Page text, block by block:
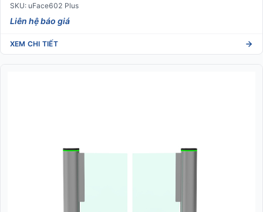
SKU: uFace602 Plus
Liên hệ báo giá
XEM CHI TIẾT